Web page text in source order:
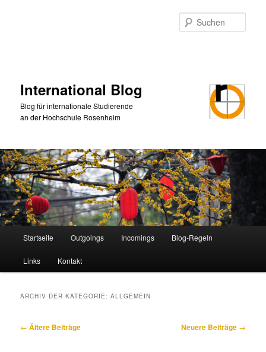
International Blog
Blog für internationale Studierende
an der Hochschule Rosenheim
Startseite Outgoings Incomings Blog-Regeln
Links Kontakt
ARCHIV DER KATEGORIE:ALLGEMEIN
Beitragsnavigation
← Ältere Beiträge Neuere Beiträge →